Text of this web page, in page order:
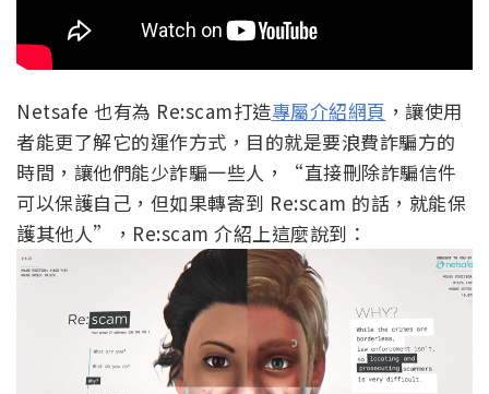
Netsafe 也有為 Re:scam打造專屬介紹網頁 ，讓使用
者能更了解它的運作方式，目的就是要浪費詐騙方的
時間，讓他們能少詐騙一些人，“直接刪除詐騙信件
可以保護自己，但如果轉寄到 Re:scam 的話，就能保
護其他人”，Re:scam 介紹上這麼說到：